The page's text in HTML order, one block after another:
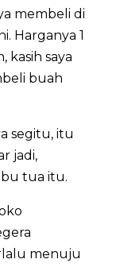
membeli di
Harganya 1
kasih saya
buah
segitu, itu
jadi,
tua itu.
menuju